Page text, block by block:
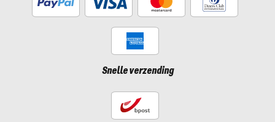
Snelle verzending